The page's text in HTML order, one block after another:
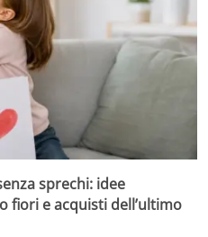
sprechi: idee
fiori e acquisti dell’ultimo